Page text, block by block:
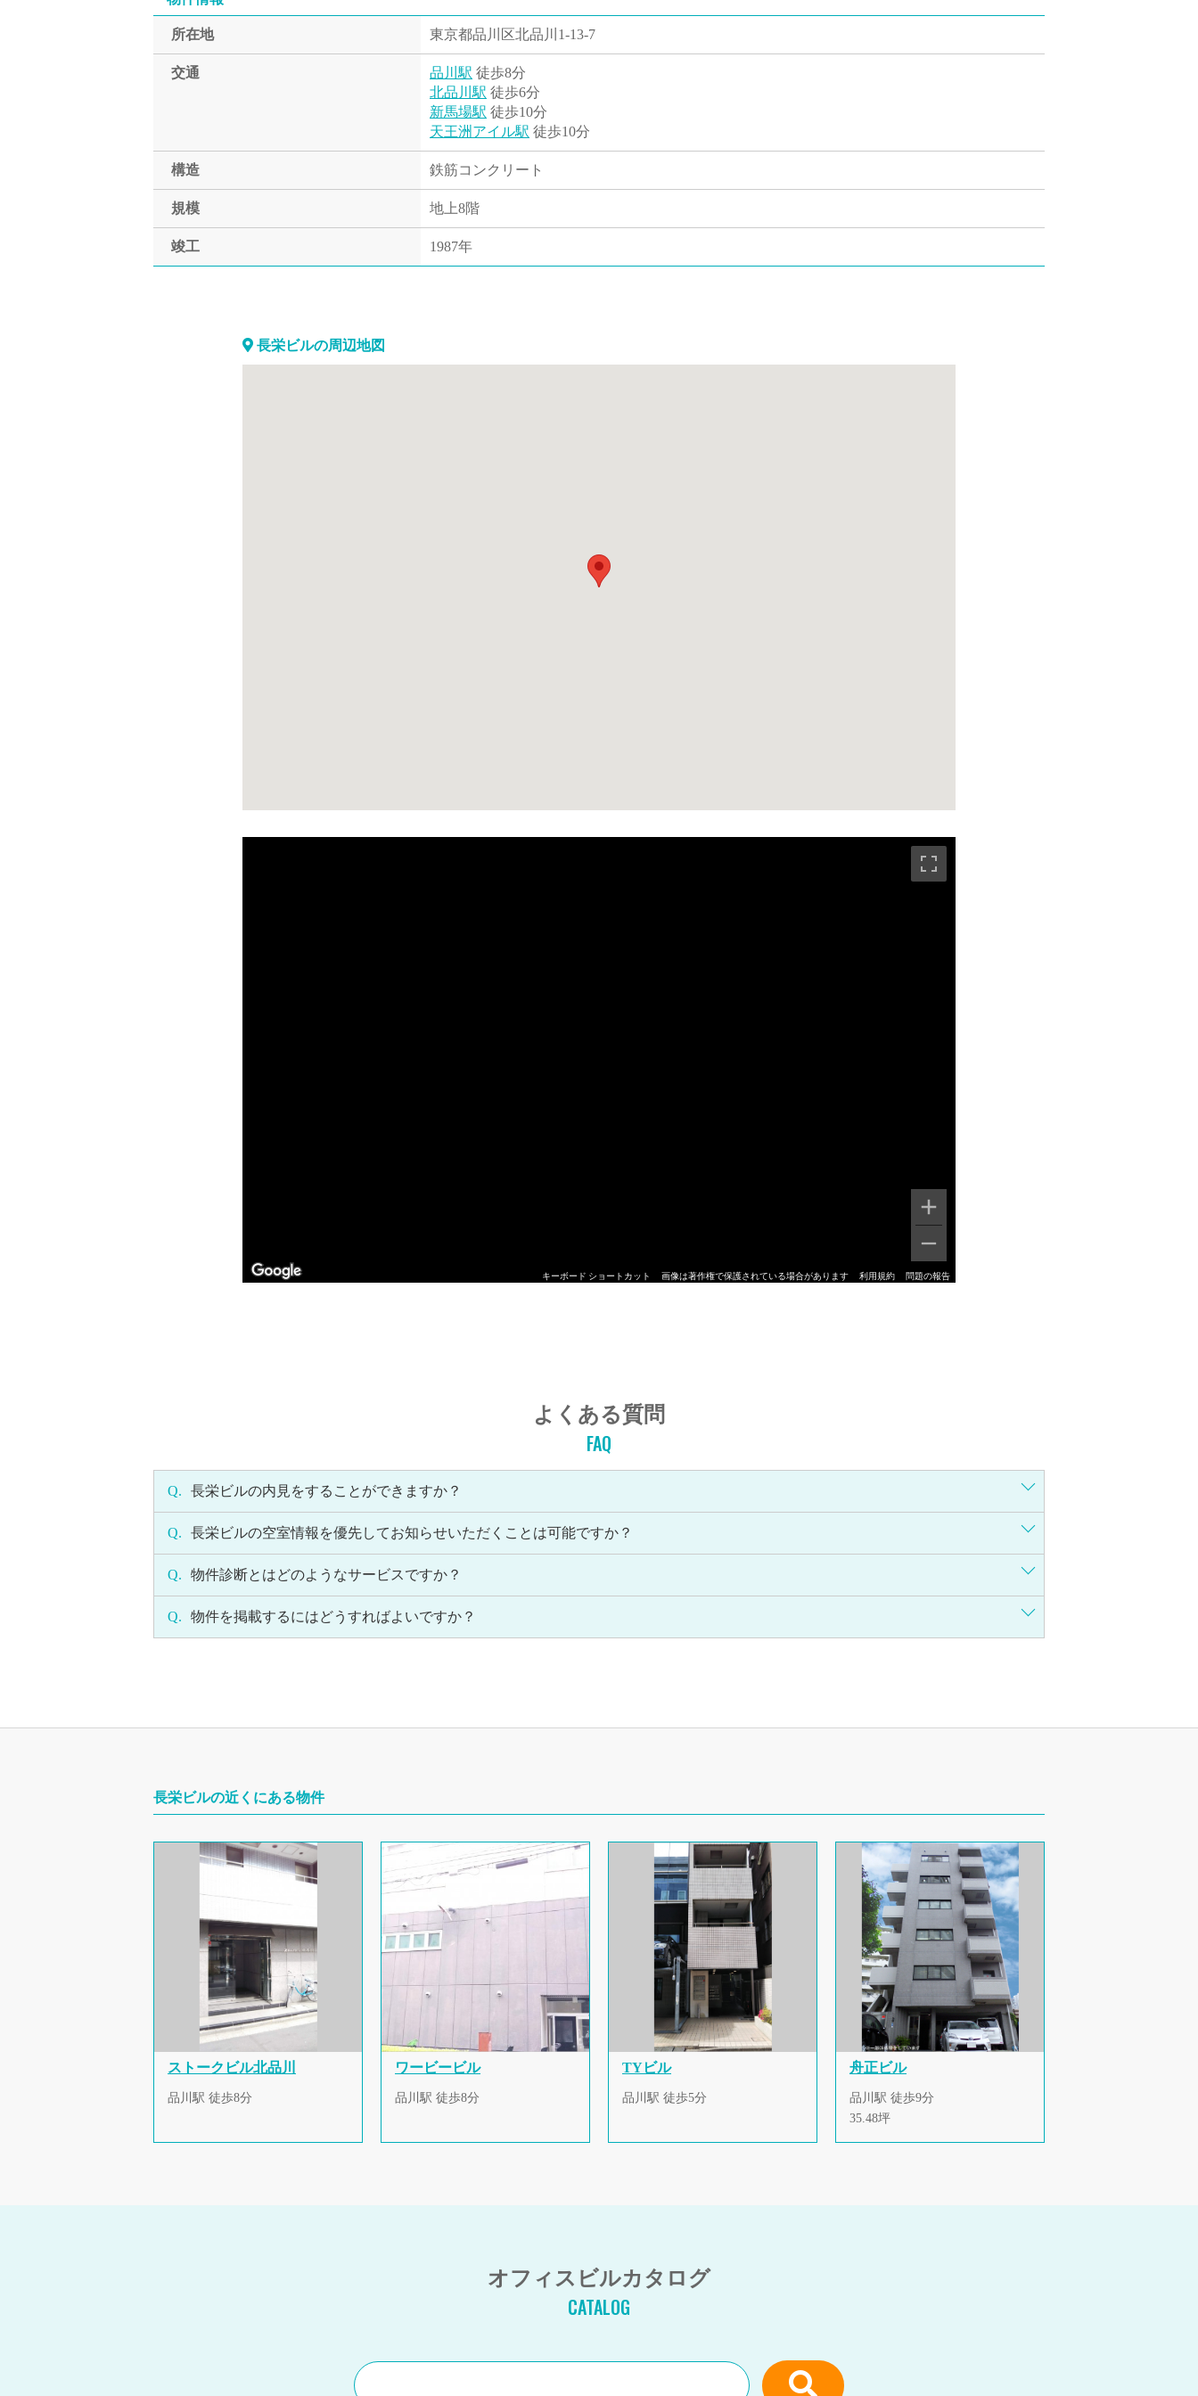
所在地 東京都品川区北品川1-13-7
交通 品川駅 徒歩8分
北品川駅 徒歩6分
新馬場駅 徒歩10分
天王洲アイル駅 徒歩10分
構造 鉄筋コンクリート
規模 地上8階
竣工 1987年
長栄ビルの周辺地図
キーボード ショートカット 画像は著作権で保護されている場合があります 利用規約 問題の報告
よくある質問
FAQ
Q. 長栄ビルの内見をすることができますか？
Q. 長栄ビルの空室情報を優先してお知らせいただくことは可能ですか？
Q. 物件診断とはどのようなサービスですか？
Q. 物件を掲載するにはどうすればよいですか？
長栄ビルの近くにある物件
ストークビル北品川
品川駅 徒歩8分
ワービービル
品川駅 徒歩8分
TYビル
品川駅 徒歩5分
舟正ビル
品川駅 徒歩9分
35.48坪
オフィスビルカタログ
CATALOG